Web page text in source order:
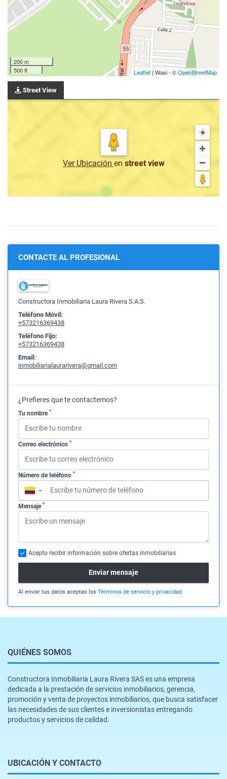
200 m
500 ft
Leaflet | Wasi - ©OpenStreetMap
Street View
Ver Ubicación en street view
CONTACTE AL PROFESIONAL
Constructora Inmobiliaria Laura Rivera S.A.S.
Teléfono Móvil:
+573216369438
Teléfono Fijo:
+573216369438
Email:
inmobiliarialaurarivera@gmail.com
¿Prefieres que te contactemos?
Tu nombre *
Correo electrónico *
Número de teléfono *
▼
Mensaje *
Acepto recibir información sobre ofertas inmobiliarias
Enviar mensaje
Al enviar tus datos aceptas los Términos de servicio y privacidad
QUIÉNES SOMOS
Constructora Inmobiliaria Laura Rivera SAS es una empresa
dedicada a la prestación de servicios inmobiliarios, gerencia,
promoción y venta de proyectos inmobiliarios, que busca satisfacer
las necesidades de sus clientes e inversionistas entregando
productos y servicios de calidad.
UBICACIÓN Y CONTACTO